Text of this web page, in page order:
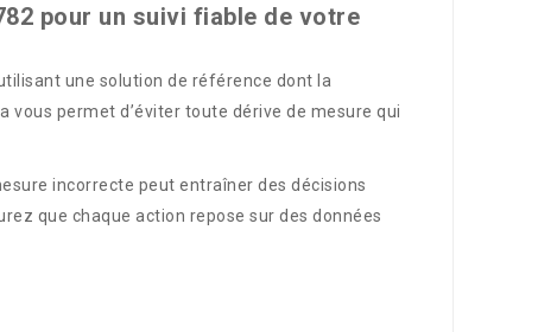
pour un suivi fiable de votre
une solution de référence dont la
permet d’éviter toute dérive de mesure qui
incorrecte peut entraîner des décisions
que chaque action repose sur des données